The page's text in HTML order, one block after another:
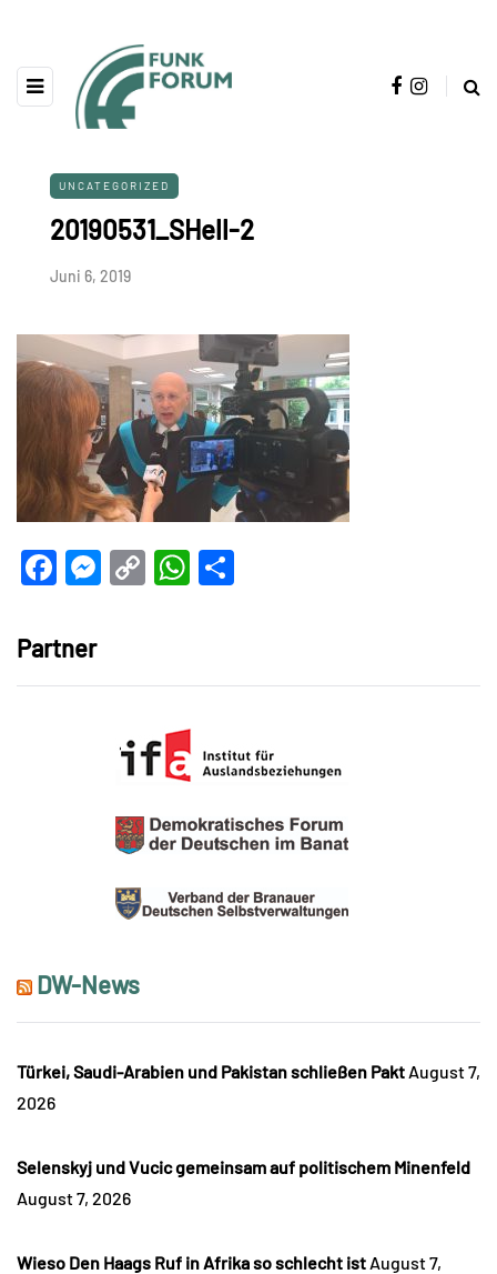
UNCATEGORIZED
20190531_SHell-2
Juni 6, 2019
Facebook
Messenger
CopyWhatsApp
Partner
DW-News
Türkei, Saudi-Arabien und Pakistan schließen Pakt August 7,
2026
Selenskyj und Vucic gemeinsam auf politischem Minenfeld
August 7, 2026
Wieso Den Haags Ruf in Afrika so schlecht ist August 7,